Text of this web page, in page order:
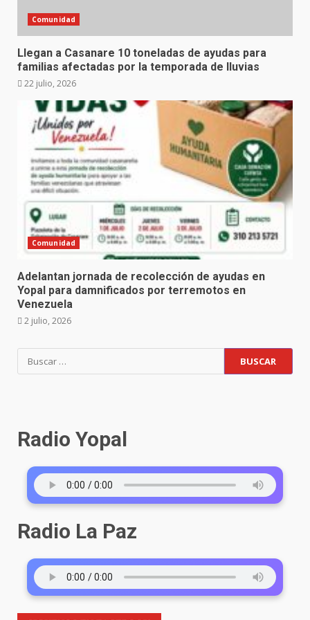
Comunidad
Llegan a Casanare 10 toneladas de ayudas para
familias afectadas por la temporada de lluvias
22 julio, 2026
Comunidad
Adelantan jornada de recolección de ayudas en
Yopal para damnificados por terremotos en
Venezuela
2 julio, 2026
Radio Yopal
Radio La Paz